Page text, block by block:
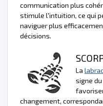
communication plus
stimule l'intuition, ce qui
naviguer plus
décisions.
La
signe
changement,